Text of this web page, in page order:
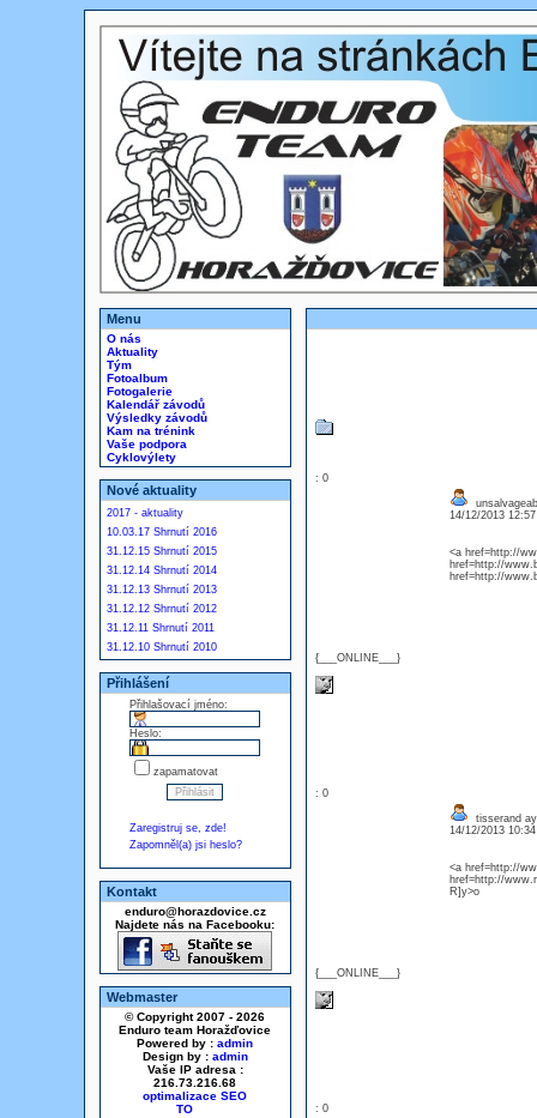
Menu
O nás
Aktuality
Tým
Fotoalbum
Fotogalerie
Kalendář závodů
Výsledky závodů
Kam na trénink
Vaše podpora
Cyklovýlety
Nové aktuality
2017 - aktuality
10.03.17 Shrnutí 2016
31.12.15 Shrnutí 2015
31.12.14 Shrnutí 2014
31.12.13 Shrnutí 2013
31.12.12 Shrnutí 2012
31.12.11 Shrnutí 2011
31.12.10 Shrnutí 2010
Přihlášení
Přihlašovací jméno:
Heslo:
zapamatovat
Zaregistruj se, zde!
Zapomněl(a) jsi heslo?
Kontakt
enduro@horazdovice.cz
Najdete nás na Facebooku:
Webmaster
© Copyright 2007 - 2026
Enduro team Horažďovice
Powered by : admin
Design by : admin
Vaše IP adresa :
216.73.216.68
optimalizace SEO
: 0
{___ONLINE___}
14/12/2013
<a href=http://
href=http://
href=http://
: 0
{___ONLINE___}
tisserand
14/12/2013
<a href=http://
href=http://
R]y>o
: 0